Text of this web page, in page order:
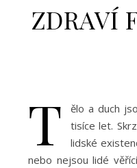
ZDRAVÍ
T
ělo a duch
tisíce let.
lidské
nebo nejsou lidé